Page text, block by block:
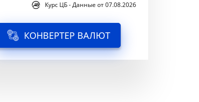
Курс ЦБ - Данные от 07.08.2026
КОНВЕРТЕР ВАЛЮТ